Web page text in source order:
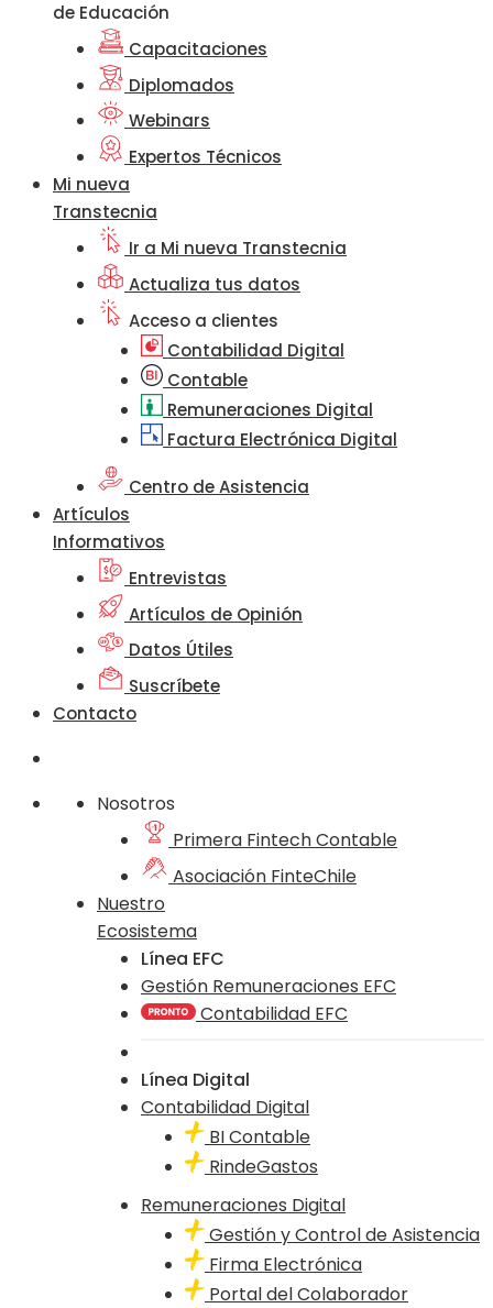
de Educación
Capacitaciones
Diplomados
Webinars
Expertos Técnicos
Mi nueva
Transtecnia
Ir a Mi nueva Transtecnia
Actualiza tus datos
Acceso a clientes
Contabilidad Digital
Contable
Remuneraciones Digital
Factura Electrónica Digital
Centro de Asistencia
Artículos
Informativos
Entrevistas
Artículos de Opinión
Datos Útiles
Suscríbete
Contacto
Nosotros
Primera Fintech Contable
Asociación FinteChile
Nuestro
Ecosistema
Línea EFC
Gestión Remuneraciones EFC
Contabilidad EFC
Línea Digital
Contabilidad Digital
BI Contable
RindeGastos
Remuneraciones Digital
Gestión y Control de Asistencia
Firma Electrónica
Portal del Colaborador